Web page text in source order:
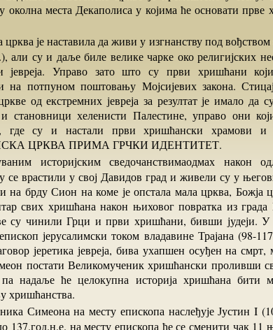
околна места Декаполиса у којима ће основати прве
али су и даље биле велике чарке око религијских
јевреја. Управо зато што су први хришћани
на потпуном поштовању Мојсијевих закона.
од екстремних јевреја за резултат је имало да
становници хеленисти Палестине, управо они
где су и настали први хришћански храмови
ЦРКВА ПРИМА ГРЧКИ ИДЕНТИТЕТ.
се врастили у свој Давидов град и живели су у
на брду Сион на коме је опстала мала црква, Божја
свих хришћана након њиховог повратка из
су чинили Грци и први хришћани, бивши јудеји.
јерусалимски током владавине Трајана (98-
јеретика јевреја, бива ухапшен осуђен на
постати Великомученик хришћански проливши
надаље ће целокупна историја хришћана бити
хришћанства.
137.год.н.е. на месту епископа ће се сменити чак 11